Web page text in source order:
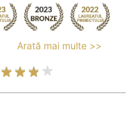
Arată mai multe >>